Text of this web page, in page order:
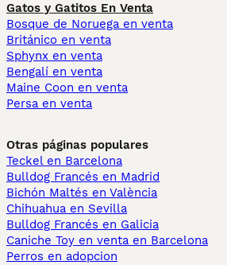
Gatos y Gatitos En Venta
Bosque de Noruega en venta
Británico en venta
Sphynx en venta
Bengalí en venta
Maine Coon en venta
Persa en venta
Otras páginas populares
Teckel en Barcelona
Bulldog Francés en Madrid
Bichón Maltés en València
Chihuahua en Sevilla
Bulldog Francés en Galicia
Caniche Toy en venta en Barcelona
Perros en adopcion